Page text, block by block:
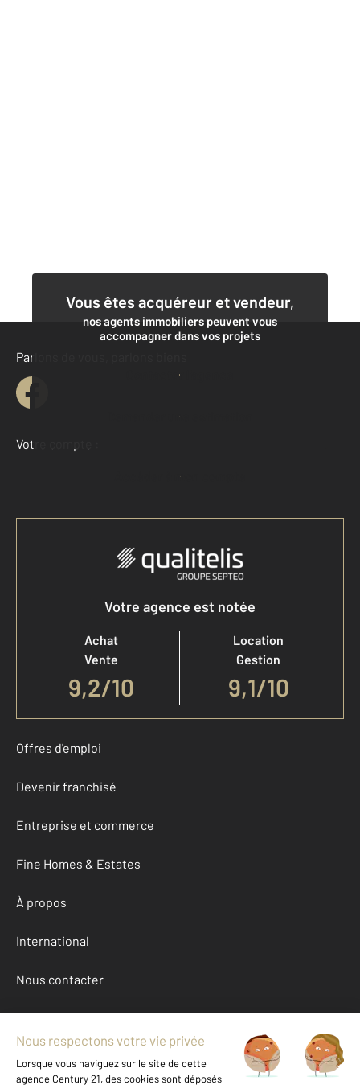
Vous êtes acquéreur et vendeur,
nos agents immobiliers peuvent vous
accompagner dans vos projets
Contacter l'agence
Demander une estimation
Parlons de vous, parlons biens
Votre compte :
Accéder à mon compte
Votre agence est notée
Achat
Vente
9,2/10
Location
Gestion
9,1/10
Offres d'emploi
Devenir franchisé
Entreprise et commerce
Fine Homes & Estates
À propos
International
Nous contacter
Mentions légales & CGU et Barèmes d'honoraires
Données personnelles